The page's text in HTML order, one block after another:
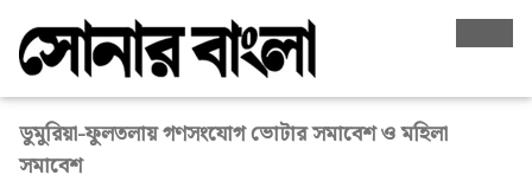
ডুমুরিয়া-ফুলতলায় গণসংযোগ ভোটার সমাবেশ ও মহিলা
সমাবেশ